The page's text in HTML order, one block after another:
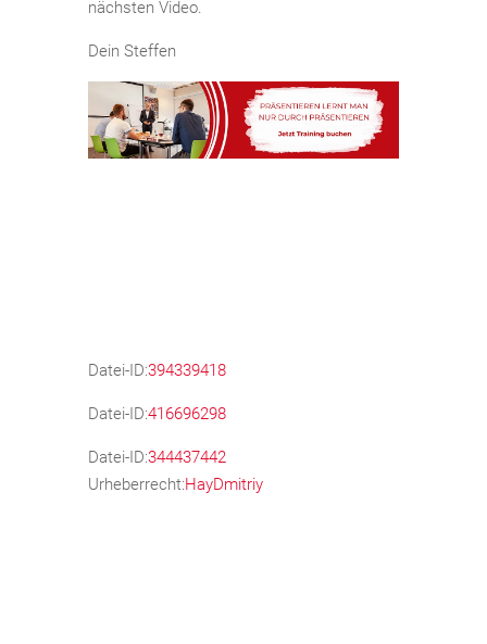
nächsten Video.
Dein Steffen
Datei-ID:394339418
Datei-ID:416696298
Datei-ID:344437442
Urheberrecht:HayDmitriy